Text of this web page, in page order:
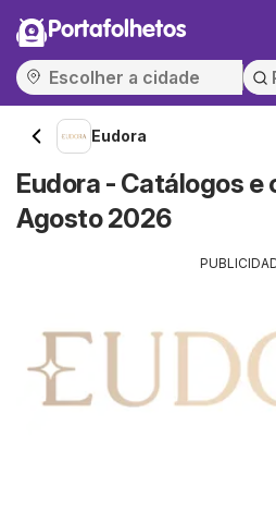
Portafolhetos
Eudora
Eudora - Catálogos e
Agosto 2026